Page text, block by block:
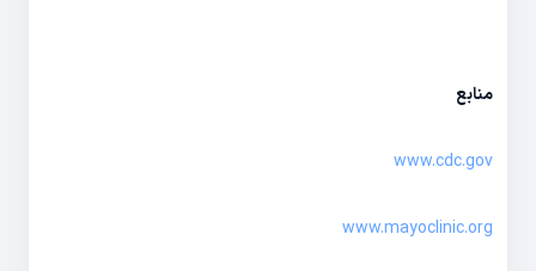
منابع
www.cdc.gov
www.mayoclinic.org